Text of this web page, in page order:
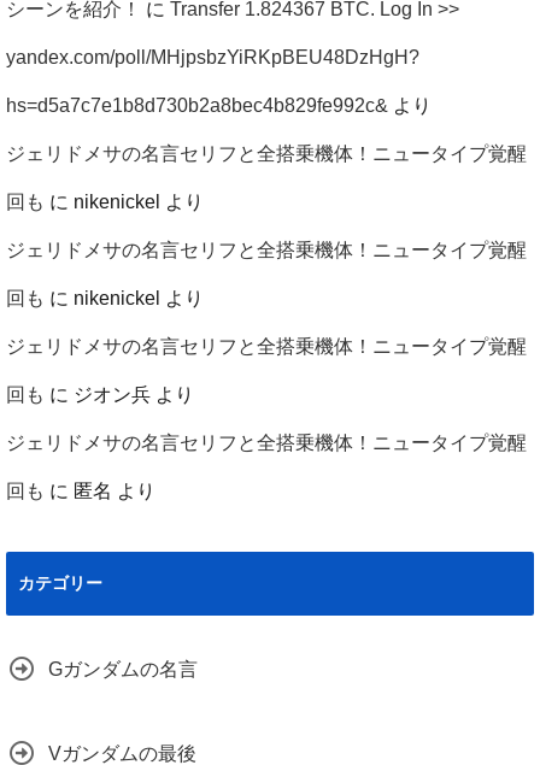
シーンを紹介！ に Transfer 1.824367 BTC. Log In >>
yandex.com/poll/MHjpsbzYiRKpBEU48DzHgH?
hs=d5a7c7e1b8d730b2a8bec4b829fe992c& より
ジェリドメサの名言セリフと全搭乗機体！ニュータイプ覚醒
回も に nikenickel より
ジェリドメサの名言セリフと全搭乗機体！ニュータイプ覚醒
回も に nikenickel より
ジェリドメサの名言セリフと全搭乗機体！ニュータイプ覚醒
回も に ジオン兵 より
ジェリドメサの名言セリフと全搭乗機体！ニュータイプ覚醒
回も に 匿名 より
カテゴリー
Gガンダムの名言
Vガンダムの最後